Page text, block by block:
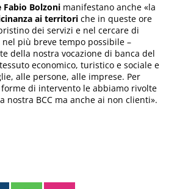
Fabio Bolzoni manifestano anche «la
ai territori che in queste ore
dei servizi e nel cercare di
più breve tempo possibile –
della nostra vocazione di banca del
economico, turistico e sociale e
alle persone, alle imprese. Per
di intervento le abbiamo rivolte
nostra BCC ma anche ai non clienti».